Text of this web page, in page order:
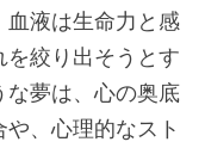
血液は生命力と感
絞り出そうとす
な夢は、心の奥底
、心理的なスト